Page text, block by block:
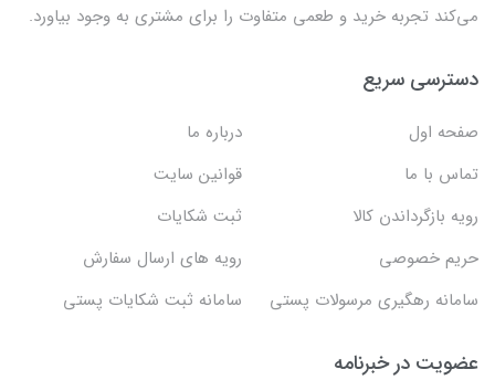
می‌کند تجربه خرید و طعمی متفاوت را برای مشتری به وجود بیاورد.
دسترسی سریع
صفحه اول
درباره ما
تماس با ما
قوانین سایت
رویه بازگرداندن کالا
ثبت شکایات
حریم خصوصی
رویه های ارسال سفارش
سامانه رهگیری مرسولات پستی
سامانه ثبت شکایات پستی
عضویت در خبرنامه